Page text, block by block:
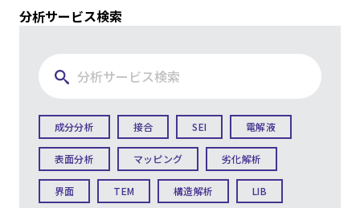
分析サービス検索
成分分析 接合 SEI 電解液
表面分析 マッピング 劣化解析
界面 TEM 構造解析 LIB